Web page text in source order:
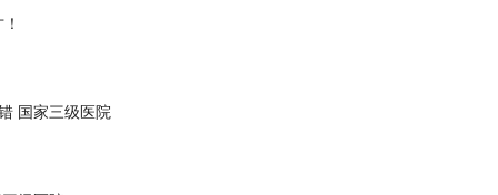
国家三级医院